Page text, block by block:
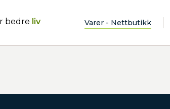
bedre liv Varer - Nettbutikk